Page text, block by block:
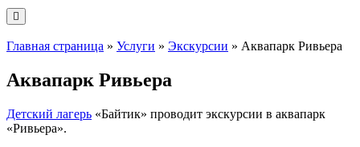
Главная страница » Услуги » Экскурсии » Аквапарк Ривьера
Аквапарк Ривьера
Детский лагерь «Байтик» проводит экскурсии в аквапарк
«Ривьера».